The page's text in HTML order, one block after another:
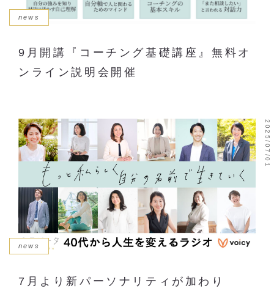
news
9月開講『コーチング基礎講座』無料オ
ンライン説明会開催
news
7月より新パーソナリティが加わり
2025/07/01